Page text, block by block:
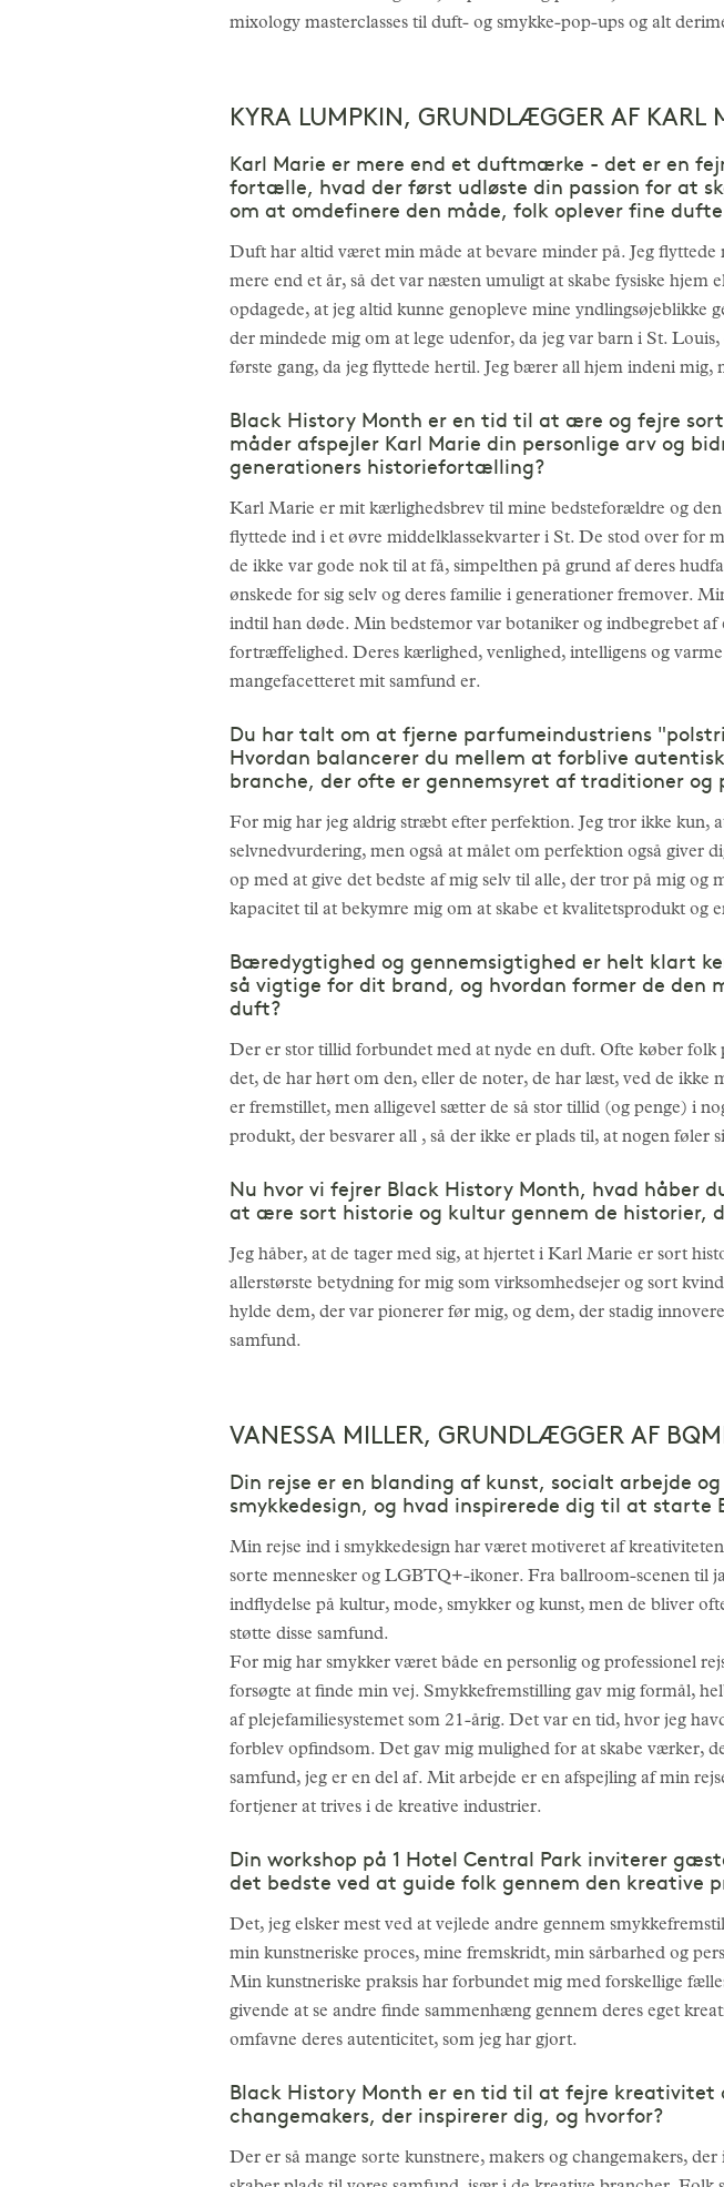
mixology masterclasses til duft- og smykke-pop-ups og alt
KYRA LUMPKIN, GRUNDLÆGGER AF KARL
Karl Marie er mere end et duftmærke - det er en
fortælle, hvad der først udløste din passion for at
om at omdefinere den måde, folk oplever fine
Duft har altid været min måde at bevare minder på. Jeg
mere end et år, så det var næsten umuligt at skabe fysiske
opdagede, at jeg altid kunne genopleve mine yndlingsøjeblikke
der mindede mig om at lege udenfor, da jeg var barn i St.
første gang, da jeg flyttede hertil. Jeg bærer all hjem indeni mig,
Black History Month er en tid til at ære og fejre
måder afspejler Karl Marie din personlige arv og
generationers historiefortælling?
Karl Marie er mit kærlighedsbrev til mine bedsteforældre og
flyttede ind i et øvre middelklassekvarter i St. De stod over for
de ikke var gode nok til at få, simpelthen på grund af deres
ønskede for sig selv og deres familie i generationer fremover.
indtil han døde. Min bedstemor var botaniker og indbegrebet
fortræffelighed. Deres kærlighed, venlighed, intelligens og
mangefacetteret mit samfund er.
Du har talt om at fjerne parfumeindustriens
Hvordan balancerer du mellem at forblive
branche, der ofte er gennemsyret af traditioner og
For mig har jeg aldrig stræbt efter perfektion. Jeg tror ikke kun,
selvnedvurdering, men også at målet om perfektion også giver
op med at give det bedste af mig selv til alle, der tror på mig og
kapacitet til at bekymre mig om at skabe et kvalitetsprodukt og
Bæredygtighed og gennemsigtighed er helt klart
så vigtige for dit brand, og hvordan former de den
duft?
Der er stor tillid forbundet med at nyde en duft. Ofte køber
det, de har hørt om den, eller de noter, de har læst, ved de
er fremstillet, men alligevel sætter de så stor tillid (og penge) i
produkt, der besvarer all , så der ikke er plads til, at nogen føler
Nu hvor vi fejrer Black History Month, hvad håber
at ære sort historie og kultur gennem de historier,
Jeg håber, at de tager med sig, at hjertet i Karl Marie er sort
allerstørste betydning for mig som virksomhedsejer og sort
hylde dem, der var pionerer før mig, og dem, der stadig
samfund.
VANESSA MILLER, GRUNDLÆGGER AF
Din rejse er en blanding af kunst, socialt arbejde
smykkedesign, og hvad inspirerede dig til at starte
Min rejse ind i smykkedesign har været motiveret af
sorte mennesker og LGBTQ+-ikoner. Fra ballroom-scenen til
indflydelse på kultur, mode, smykker og kunst, men de bliver
støtte disse samfund.
For mig har smykker været både en personlig og professionel
forsøgte at finde min vej. Smykkefremstilling gav mig formål,
af plejefamiliesystemet som 21-årig. Det var en tid, hvor jeg
forblev opfindsom. Det gav mig mulighed for at skabe værker,
samfund, jeg er en del af. Mit arbejde er en afspejling af min
fortjener at trives i de kreative industrier.
Din workshop på 1 Hotel Central Park inviterer
det bedste ved at guide folk gennem den kreative
Det, jeg elsker mest ved at vejlede andre gennem
min kunstneriske proces, mine fremskridt, min sårbarhed og
Min kunstneriske praksis har forbundet mig med forskellige
givende at se andre finde sammenhæng gennem deres eget
omfavne deres autenticitet, som jeg har gjort.
Black History Month er en tid til at fejre kreativitet
changemakers, der inspirerer dig, og hvorfor?
Der er så mange sorte kunstnere, makers og changemakers,